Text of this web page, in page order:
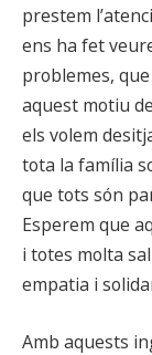
prestem
ens ha fet
problemes,
aquest motiu
els volem
tota la família
que tots són
Esperem que
i totes molta
empatia i
Amb aquests